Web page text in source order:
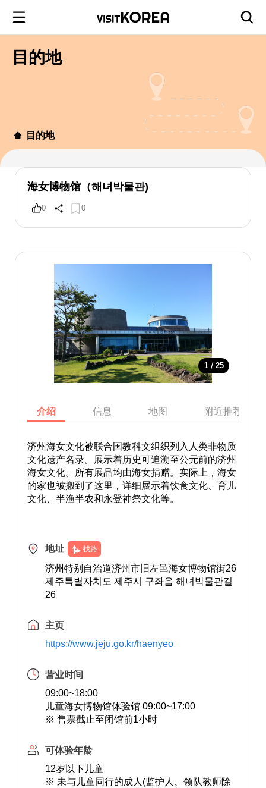
目的地
目的地
海女博物馆（해녀박물관)
0 0
1 / 25
介绍 信息 地图 附近推荐景点
济州海女文化被联合国教科文组织列入人类非物质
文化遗产名录。展示着历史可追溯至公元前的济州
海女文化。所有展品均由海女捐赠。实际上，海女
的家也被搬到了这里，详细展示着饮食文化、育儿
文化、半渔半农和永登神祭文化等。
地址 找路
济州特别自治道济州市旧左邑海女博物馆街26
제주특별자치도 제주시 구좌읍 해녀박물관길
26
主页
https://www.jeju.go.kr/haenyeo
营业时间
09:00~18:00
儿童海女博物馆体验馆 09:00~17:00
※ 售票截止至闭馆前1小时
可体验年龄
12岁以下儿童
※ 未与儿童同行的成人(监护人、领队教师除